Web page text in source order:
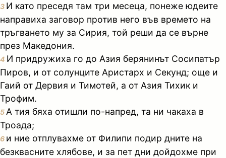
3 И като преседя там три месеца, понеже юдеите
направиха заговор против него във времето на
тръгването му за Сирия, той реши да се върне
през Македония.
4 И придружиха го до Азия берянинът Сосипатър
Пиров, и от солунците Аристарх и Секунд; още и
Гаий от Дервия и Тимотей, а от Азия Тихик и
Трофим.
5 А тия бяха отишли по-напред, та ни чакаха в
Троада;
6 и ние отплувахме от Филипи подир дните на
безквасните хлябове, и за пет дни дойдохме при